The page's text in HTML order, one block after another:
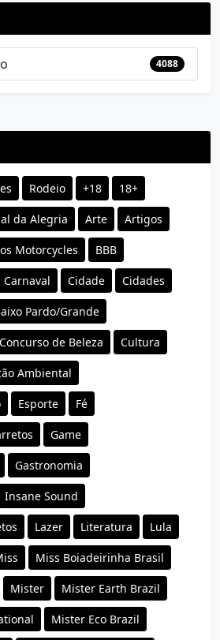
4088
Rodeio +18 18+
da Alegria Arte Artigos
Motorcycles BBB
Carnaval Cidade Cidades
Pardo/Grande
Concurso de Beleza Cultura
Ambiental
Esporte Fé
Game
Gastronomia
Insane Sound
Lazer Literatura Lula
Miss Boiadeirinha Brasil
Mister Mister Earth Brazil
Mister Eco Brazil